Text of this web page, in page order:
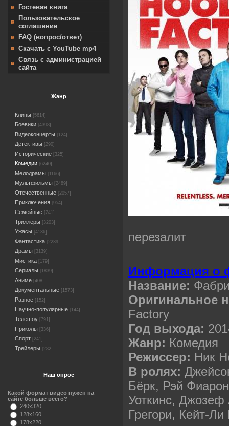
Гостевая книга
Пользовательское
соглашение
FAQ (вопрос/ответ)
Скачать с YouTube mp4
Связь с администрацией
сайта
Жанр
Клипы [5614]
Боевики [4398]
Видеоконцерты [124]
Детективы [290]
Исторические [325]
Комедии [6240]
Мелодрамы [1166]
Мультфильмы [2489]
Отечественные [2057]
Приключения [954]
Семейные [241]
Триллеры [3203]
Ужасы [4136]
Фантастика [2239]
Драмы [3139]
Мистика [179]
Сериалы [1839]
Аниме [408]
Документальные [1573]
Разное [152]
Научно-популярные [144]
Телешоу [791]
Приколы [336]
Спорт [241]
Трейлеры [282]
Наш опрос
Какой формат видео нужен на
сайте больше всего?
240x320
128x160
178x220
перезалит
Информация о
Название:
Оригинальное
Factory
Год выхода:
Жанр: Комедия
Режиссер: Ник
В ролях:
Бёрк, Рэй
Уоткинс,
Грегори, Кейт-Ли